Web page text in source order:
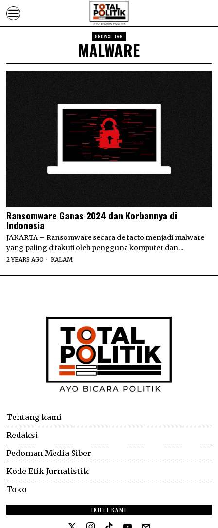
BROWSE TAG
MALWARE
Ransomware Ganas 2024 dan Korbannya di
Indonesia
JAKARTA – Ransomware secara de facto menjadi malware
yang paling ditakuti oleh pengguna komputer dan…
2 YEARS AGO KALAM
Tentang kami
Redaksi
Pedoman Media Siber
Kode Etik Jurnalistik
Toko
IKUTI KAMI